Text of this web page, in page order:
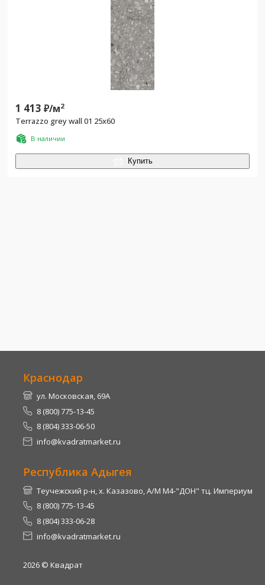
1 413 ₽/м2
Terrazzo grey wall 01 25х60
В наличии
Купить
Краснодар
ул. Московская, 69А
8 (800) 775-13-45
8 (804) 333-06-50
info@kvadratmarket.ru
Республика Адыгея
Теучежский р-н, х. Казазово, А/М М4-"ДОН" тц. Империум
8 (800) 775-13-45
8 (804) 333-06-28
info@kvadratmarket.ru
2026 © Квадрат